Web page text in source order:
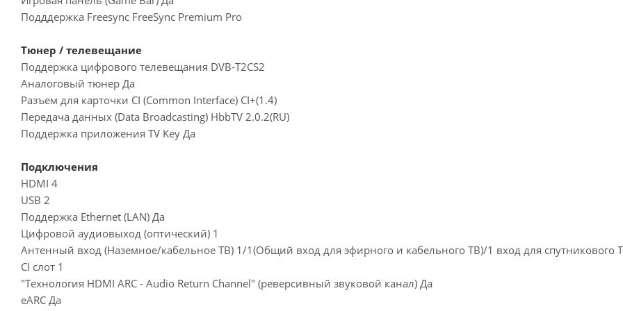
Подддержка Freesync FreeSync Premium Pro
Тюнер / телевещание
Поддержка цифрового телевещания DVB-T2CS2
Аналоговый тюнер Да
Разъем для карточки CI (Common Interface) CI+(1.4)
Передача данных (Data Broadcasting) HbbTV 2.0.2(RU)
Поддержка приложения TV Key Да
Подключения
HDMI 4
USB 2
Поддержка Ethernet (LAN) Да
Цифровой аудиовыход (оптический) 1
Антенный вход (Наземное/кабельное ТВ) 1/1(Общий вход для эфирного и кабельного ТВ)/1 вход для спутникового
CI слот 1
"Технология HDMI ARC - Audio Return Channel" (реверсивный звуковой канал) Да
eARC Да